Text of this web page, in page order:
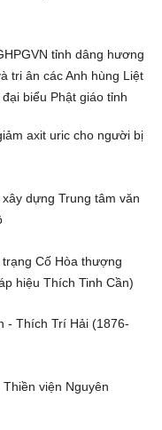
tỉnh dâng hương
tri ân các Anh hùng Liệt
biểu Phật giáo tỉnh
axit uric cho người bị
dựng Trung tâm văn
Cố Hòa thượng
hiệu Thích Tinh Cần)
- Thích Trí Hải (1876-
viện Nguyên